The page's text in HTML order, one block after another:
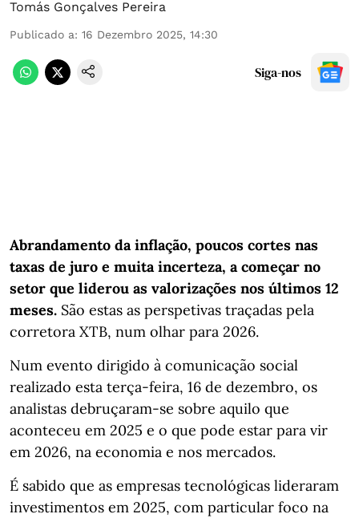
Tomás Gonçalves Pereira
Publicado a: 16 Dezembro 2025, 14:30
Siga-nos
Abrandamento da inflação, poucos cortes nas
taxas de juro e muita incerteza, a começar no
setor que liderou as valorizações nos últimos 12
meses. São estas as perspetivas traçadas pela
corretora XTB, num olhar para 2026.
Num evento dirigido à comunicação social
realizado esta terça-feira, 16 de dezembro, os
analistas debruçaram-se sobre aquilo que
aconteceu em 2025 e o que pode estar para vir
em 2026, na economia e nos mercados.
É sabido que as empresas tecnológicas lideraram
investimentos em 2025, com particular foco na